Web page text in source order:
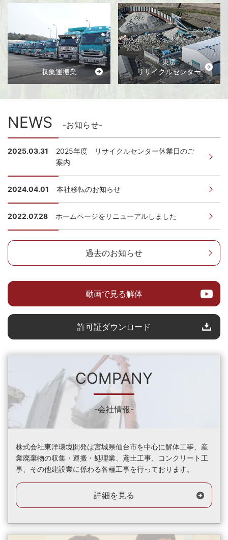
収集運搬業
東環
リサイクルセンター
NEWS -お知らせ-
2025.03.31
2025年度 リサイクルセンター休業日のご
案内
2024.04.01 本社移転のお知らせ
2022.07.28 ホームページをリニューアルしました
過去のお知らせ
動画で見る解体
許可証ダウンロード
COMPANY
-会社情報-
株式会社東洋環境開発は宮城県仙台市を中心に解体工事、産
業廃棄物の収集・運搬・処理業、鳶土工事、コンクリート工
事、その他建設業に係わる各種工事を行っております。
詳細を見る